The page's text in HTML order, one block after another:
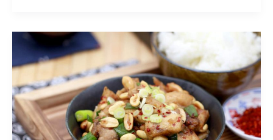
scharfer
Tofu
Eintopf
mit
Zucchini,
Kimchi
&